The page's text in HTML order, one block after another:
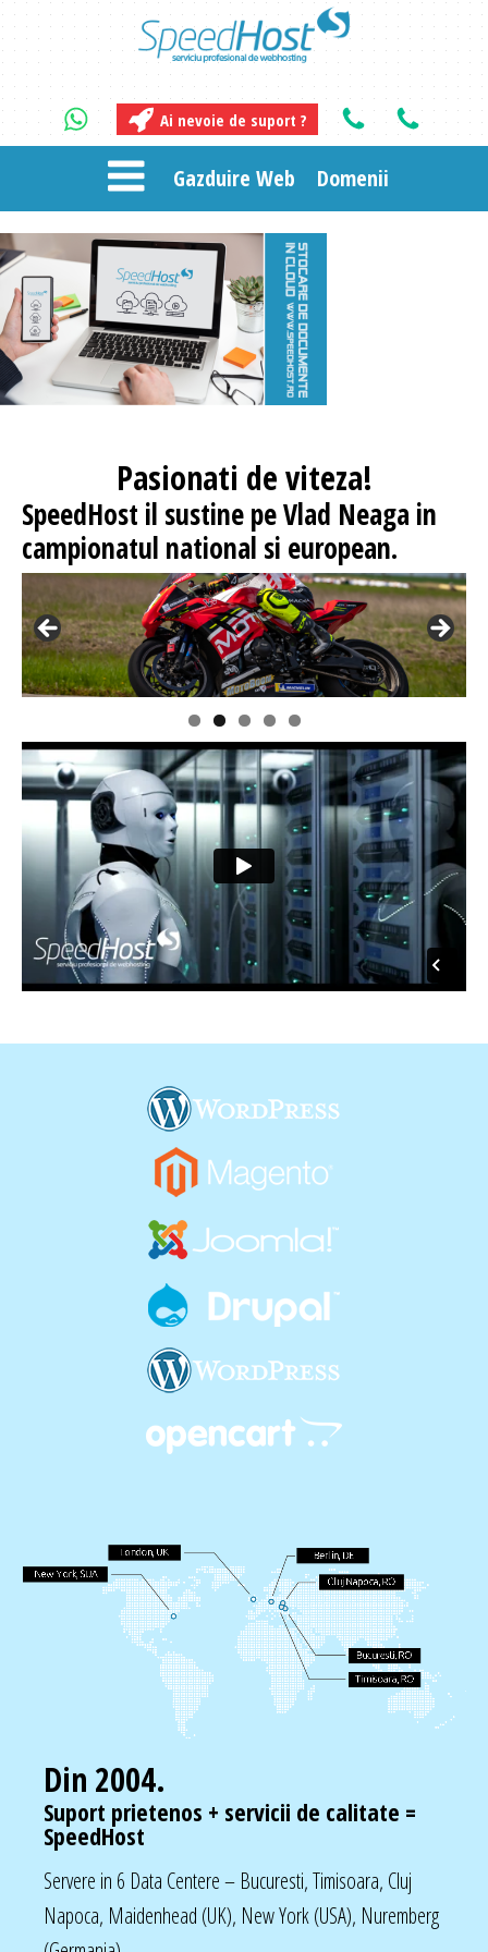
Ai nevoie de suport ?
Gazduire Web Domenii
Pasionati de viteza!
SpeedHost il sustine pe Vlad Neaga in
campionatul national si european.
Din 2004.
Suport prietenos + servicii de calitate =
SpeedHost
Servere in 6 Data Centere – Bucuresti, Timisoara, Cluj
Napoca, Maidenhead (UK), New York (USA), Nuremberg